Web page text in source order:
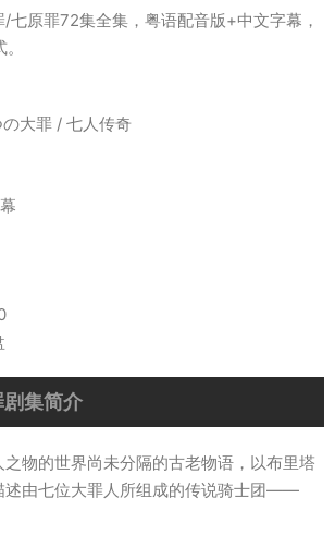
七原罪72集全集，粤语配音版+中文字幕，
大罪 / 七人传奇
集简介
物的世界尚未分隔的古老物语，以布里塔
述由七位大罪人所组成的传说骑士团——